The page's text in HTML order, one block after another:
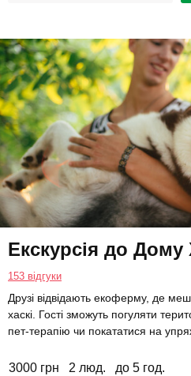
Екскурсія до Дому
153 відгуки
Друзі відвідають екоферму, де
хаскі. Гості зможуть погуляти
пет-терапію чи покататися на
3000 грн 2 люд. до 5 год.